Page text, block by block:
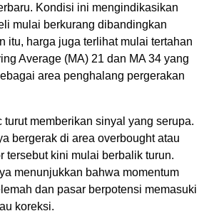
Kondisi ini mengindikasikan
mulai berkurang dibandingkan
itu, harga juga terlihat mulai tertahan
Average (MA) 21 dan MA 34 yang
area penghalang pergerakan
turut memberikan sinyal yang serupa.
bergerak di area overbought atau
tersebut kini mulai berbalik turun.
menunjukkan bahwa momentum
dan pasar berpotensi memasuki
koreksi.